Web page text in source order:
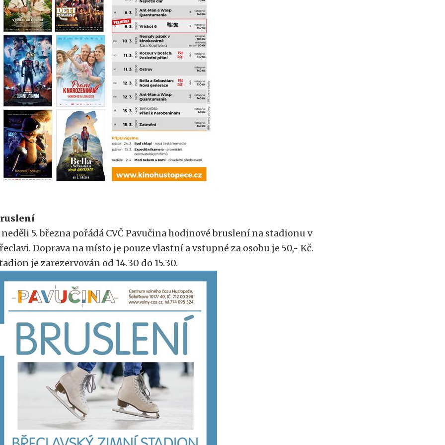
neděli 5. března pořádá CVČ Pavučina hodinové bruslení na stadionu v
Doprava na místo je pouze vlastní a vstupné za osobu je 50,- Kč.
je zarezervován od 14.30 do 15.30.